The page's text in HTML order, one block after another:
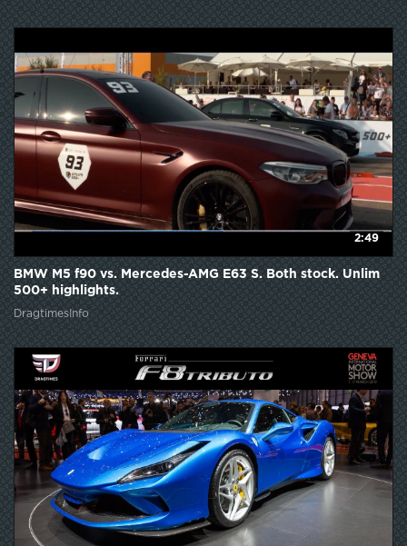
2:49
BMW M5 f90 vs. Mercedes-AMG E63 S. Both stock. Unlim
500+ highlights.
DragtimesInfo